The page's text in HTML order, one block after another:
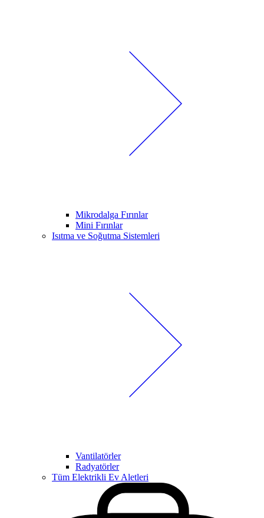
Mikrodalga Fırınlar
Mini Fırınlar
Isıtma ve Soğutma Sistemleri
Vantilatörler
Radyatörler
Tüm Elektrikli Ev Aletleri